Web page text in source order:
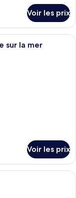
Voir les prix
d’hôtel équipée d’un
sur la mer
Voir les prix
d’hôtel avec un grand